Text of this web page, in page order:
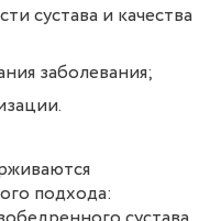
сустава и качества
заболевания;
подхода: